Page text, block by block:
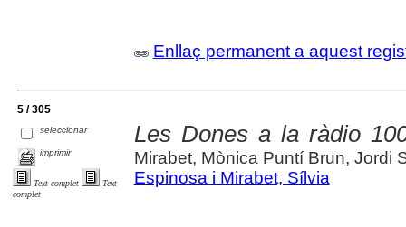
Enllaç permanent a aquest
5 / 305
seleccionar
imprimir
Text complet
Text
complet
Les Dones a la ràdio
Mirabet, Mònica Puntí Brun, Jordi
Espinosa i Mirabet, Sílvia